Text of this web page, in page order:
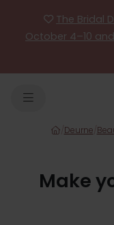
The Bridal
October 4–10
Deurne
Make